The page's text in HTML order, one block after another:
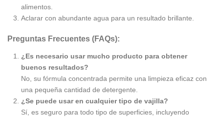
alimentos.
Aclarar con abundante agua para un resultado brillante.
Preguntas Frecuentes (FAQs):
¿Es necesario usar mucho producto para obtener
buenos resultados?
No, su fórmula concentrada permite una limpieza eficaz con
una pequeña cantidad de detergente.
¿Se puede usar en cualquier tipo de vajilla?
Sí, es seguro para todo tipo de superficies, incluyendo